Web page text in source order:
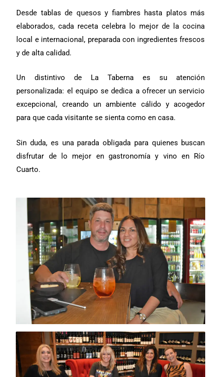
Desde tablas de quesos y fiambres hasta platos más
elaborados, cada receta celebra lo mejor de la cocina
local e internacional, preparada con ingredientes frescos
y de alta calidad.
Un distintivo de La Taberna es su atención
personalizada: el equipo se dedica a ofrecer un servicio
excepcional, creando un ambiente cálido y acogedor
para que cada visitante se sienta como en casa.
Sin duda, es una parada obligada para quienes buscan
disfrutar de lo mejor en gastronomía y vino en Río
Cuarto.